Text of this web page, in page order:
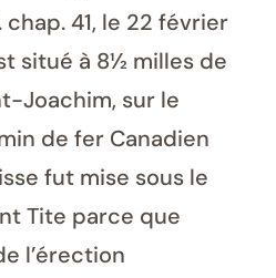
41, le 22 février
situé à 8½ milles de
Joachim, sur le
de fer Canadien
fut mise sous le
Tite parce que
l’érection